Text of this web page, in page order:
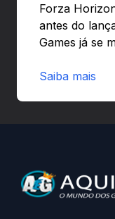
Forza
antes do
Games já se
preload e
da
medidas
Saiba mais